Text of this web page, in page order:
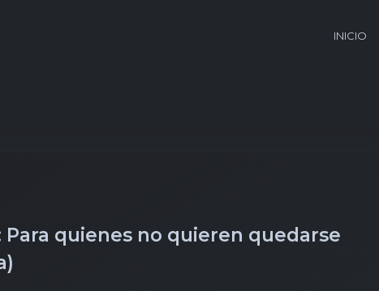
INICIO
quienes no quieren quedarse